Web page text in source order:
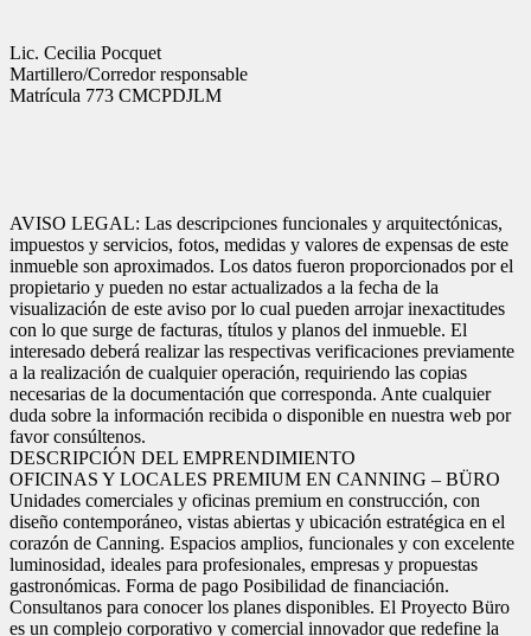
Lic. Cecilia Pocquet
Martillero/Corredor responsable
Matrícula 773 CMCPDJLM
AVISO LEGAL: Las descripciones funcionales y arquitectónicas,
impuestos y servicios, fotos, medidas y valores de expensas de este
inmueble son aproximados. Los datos fueron proporcionados por el
propietario y pueden no estar actualizados a la fecha de la
visualización de este aviso por lo cual pueden arrojar inexactitudes
con lo que surge de facturas, títulos y planos del inmueble. El
interesado deberá realizar las respectivas verificaciones previamente
a la realización de cualquier operación, requiriendo las copias
necesarias de la documentación que corresponda. Ante cualquier
duda sobre la información recibida o disponible en nuestra web por
favor consúltenos.
DESCRIPCIÓN DEL EMPRENDIMIENTO
OFICINAS Y LOCALES PREMIUM EN CANNING – BÜRO
Unidades comerciales y oficinas premium en construcción, con
diseño contemporáneo, vistas abiertas y ubicación estratégica en el
corazón de Canning. Espacios amplios, funcionales y con excelente
luminosidad, ideales para profesionales, empresas y propuestas
gastronómicas. Forma de pago Posibilidad de financiación.
Consultanos para conocer los planes disponibles. El Proyecto Büro
es un complejo corporativo y comercial innovador que redefine la